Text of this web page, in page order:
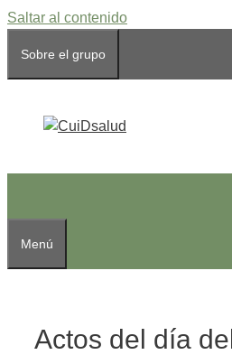
Saltar al contenido
Sobre el grupo
Menú
Actos del día